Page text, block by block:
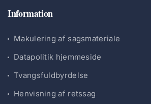
Information
Makulering af sagsmateriale
Datapolitik hjemmeside
Tvangsfuldbyrdelse
Henvisning af retssag